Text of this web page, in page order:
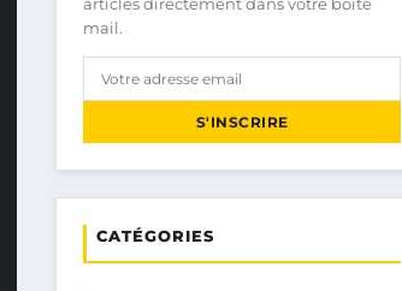
mail.
S'INSCRIRE
CATÉGORIES